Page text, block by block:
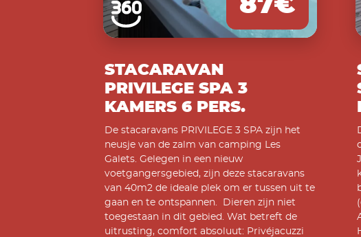
87€
STACARAVAN
PRIVILEGE SPA 3
KAMERS 6 PERS.
De stacaravans PRIVILEGE 3 SPA zijn het
neusje van de zalm van camping Les
Galets. Gelegen in een nieuw
voetgangersgebied, zijn deze stacaravans
van 40m2 de ideale plek om er tussen uit te
gaan en te ontspannen. Dieren zijn niet
toegestaan in dit gebied. Wat betreft de
uitrusting, comfort absoluut: Privéjacuzzi